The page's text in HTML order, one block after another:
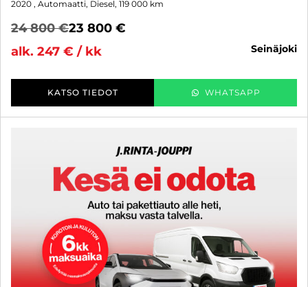
2020 , Automaatti, Diesel, 119 000 km
24 800 €23 800 €
alk. 247 € / kk
seinäjoki
KATSO TIEDOT WHATSAPP